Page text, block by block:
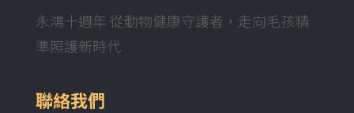
永鴻十週年 從動物健康守護者，走向毛孩精
準照護新時代
聯絡我們